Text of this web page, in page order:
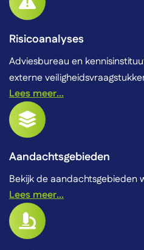
Risicoanalyses
Adviesbureau en
externe
Lees meer...
Aandachtsgebieden
Bekijk de aandachtsgebieden
Lees meer...